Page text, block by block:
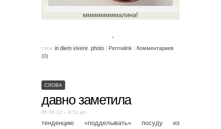
ммммммммалина!
。
тэги: in diem vivere photo | Permalink | Комментариев
(0)
СЛОВА
давно заметила
05.08.12 – 8:51 дп
тенденцию «подделывать» посуду из